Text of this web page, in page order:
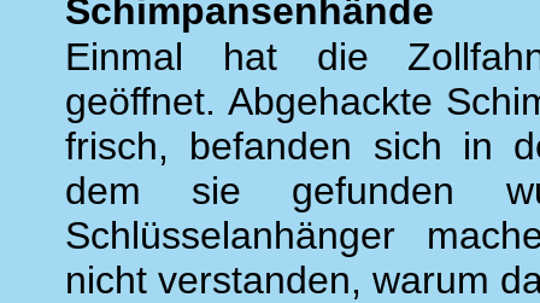
Schimpansenhände
Einmal hat die
geöffnet. Abgehackte
frisch, befanden sich in
dem sie gefunden
Schlüsselanhänger
nicht verstanden, warum